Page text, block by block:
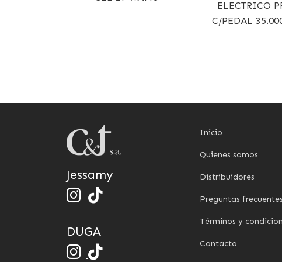
ELECTRICO
C/PEDAL
Jessamy
DUGA
Inicio
Quienes somos
Distribuidores
Preguntas frecuentes
Términos y
Contacto